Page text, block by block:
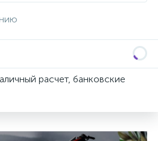
расчет, банковские